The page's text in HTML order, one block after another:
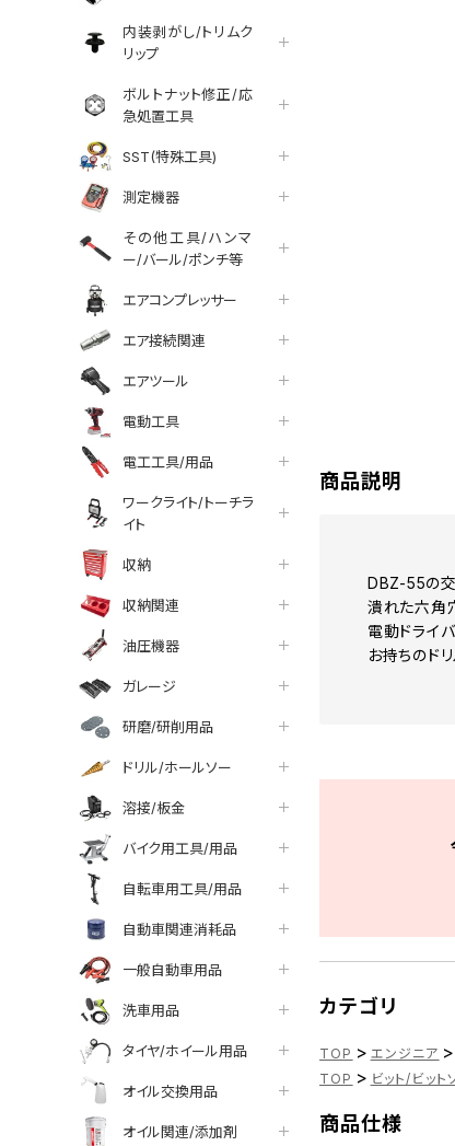
内装剥がし/トリムク
リップ
ボルトナット修正/応
急処置工具
SST(特殊工具)
測定機器
その他工具/ハンマ
ー/バール/ポンチ等
エアコンプレッサー
エア接続関連
エアツール
電動工具
電工工具/用品
ワークライト/トーチラ
イト
収納
収納関連
油圧機器
ガレージ
研磨/研削用品
ドリル/ホールソー
溶接/板金
バイク用工具/用品
自転車用工具/用品
自動車関連消耗品
一般自動車用品
洗車用品
タイヤ/ホイール用品
オイル交換用品
オイル関連/添加剤
facebook
line
商品説明
DBZ-55の交
潰れた六角
電動ドライ
お持ちのド
カテゴリ
TOP > エンジニア >
TOP > ビット/ビット
商品仕様